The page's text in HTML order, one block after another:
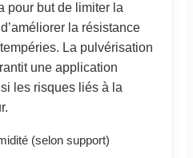
pour but de limiter la
la résistance
La pulvérisation
une application
les risques liés à la
(selon support)